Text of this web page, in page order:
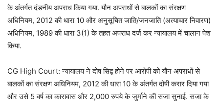
के अंतर्गत दंडनीय अपराध किया गया. यौन अपराधों से बालकों का संरक्षण
अधिनियम, 2012 की धारा 10 और अनुसूचित जाति/जनजाति (अत्याचार निवारण)
अधिनियम, 1989 की धारा 3(1) के तहत अपराध दर्ज कर न्यायालय में चालान पेश
किया.
CG High Court: न्यायालय ने दोष सिद्ब होने पर आरोपी को यौन अपराधों से
बालकों का संरक्षण अधिनियम, 2012 की धारा 10 के अंतर्गत दोषी करार दिया गया
और उसे 5 वर्ष का कारावास और 2,000 रुपये के जुर्माने की सजा सुनाई. सजा के